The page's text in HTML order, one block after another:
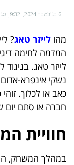
6 בנובמבר 2024 9:32
מהו לייזר טאג?
המדמה לחימה
לייזר טאג.
נשקי אינפרא-
כאב או לכלוך.
חברה או סתם יום
חוויית
במהלך המשחק,